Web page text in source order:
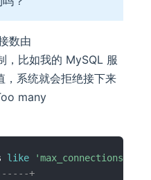
数由
，比如我的 MySQL 服
，系统就会拒绝接下来
many
like 'max_connections'
+